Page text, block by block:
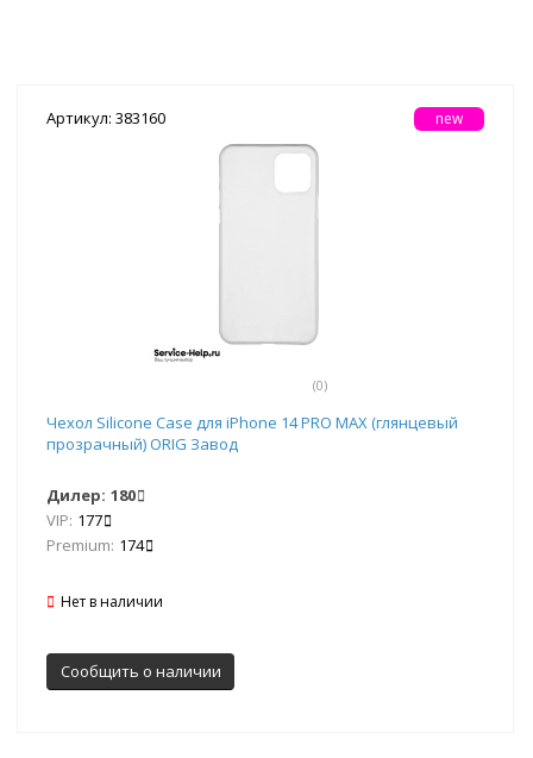
Артикул: 383160
(0)
new
Чехол Silicone Case для iPhone 14 PRO MAX (глянцевый
прозрачный) ORIG Завод
Дилер: 180
VIP: 177
Premium: 174
Нет в наличии
Сообщить о наличии